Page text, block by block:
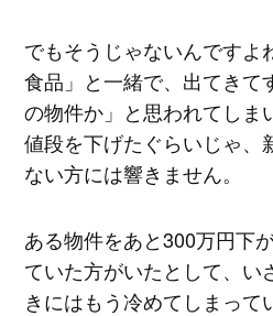
でもそうじゃないんですよ
食品」と一緒で、出てきて
の物件か」と思われてしま
値段を下げたぐらいじゃ、
ない方には響きません。
ある物件をあと300万円下
ていた方がいたとして、い
きにはもう冷めてしまって